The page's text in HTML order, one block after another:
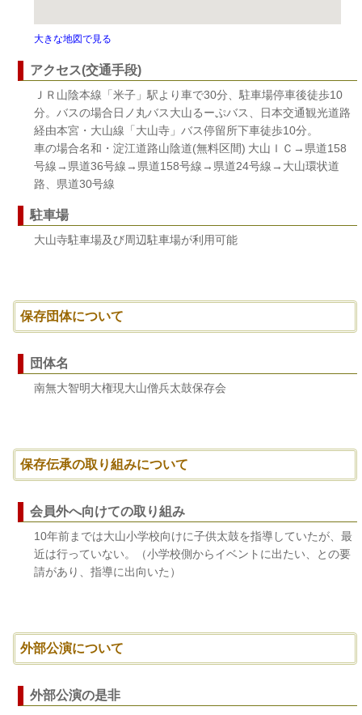
大きな地図で見る
アクセス(交通手段)
ＪＲ山陰本線「米子」駅より車で30分、駐車場停車後徒歩10
分。バスの場合日ノ丸バス大山るーぷバス、日本交通観光道路
経由本宮・大山線「大山寺」バス停留所下車徒歩10分。
車の場合名和・淀江道路山陰道(無料区間) 大山ＩＣ→県道158
号線→県道36号線→県道158号線→県道24号線→大山環状道
路、県道30号線
駐車場
大山寺駐車場及び周辺駐車場が利用可能
保存団体について
団体名
南無大智明大権現大山僧兵太鼓保存会
保存伝承の取り組みについて
会員外へ向けての取り組み
10年前までは大山小学校向けに子供太鼓を指導していたが、最
近は行っていない。（小学校側からイベントに出たい、との要
請があり、指導に出向いた）
外部公演について
外部公演の是非